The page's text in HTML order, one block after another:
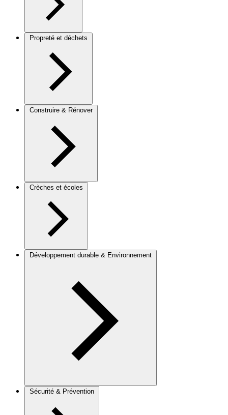
Propreté et déchets
Construire & Rénover
Crèches et écoles
Développement durable & Environnement
Sécurité & Prévention